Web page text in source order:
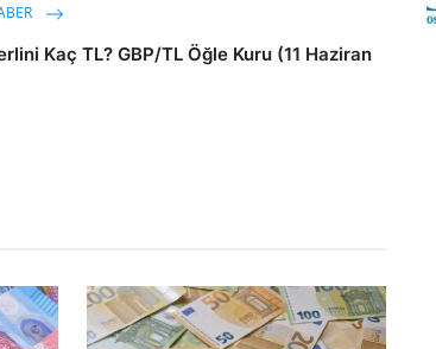
Kaç TL? GBP/TL Öğle Kuru (11 Haziran